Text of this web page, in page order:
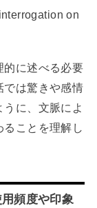
on
的に述べる必要
では驚きや感情
に、文脈によ
ことを理解し
頻度や印象